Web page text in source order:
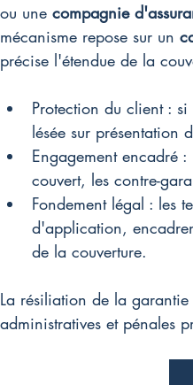
ou une compagnie
mécanisme repose sur un
précise l'étendue de la
Protection du client :
lésée sur présentation
Engagement encadré
couvert, les contre-
Fondement légal : les
d'application,
de la couverture.
La résiliation de la
administratives et pénales